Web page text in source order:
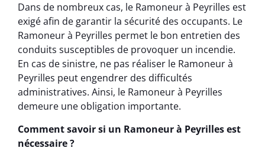
Dans de nombreux cas, le Ramoneur à Peyrilles est
exigé afin de garantir la sécurité des occupants. Le
Ramoneur à Peyrilles permet le bon entretien des
conduits susceptibles de provoquer un incendie.
En cas de sinistre, ne pas réaliser le Ramoneur à
Peyrilles peut engendrer des difficultés
administratives. Ainsi, le Ramoneur à Peyrilles
demeure une obligation importante.
Comment savoir si un Ramoneur à Peyrilles est
nécessaire ?